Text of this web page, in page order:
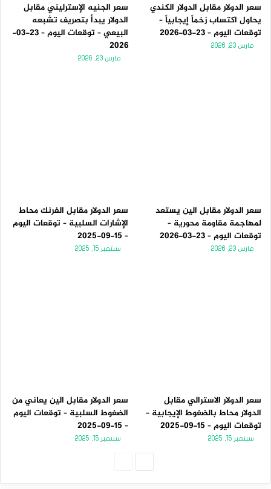
سعر الدولار مقابل الدولار الكندي
يحاول اكتساب زخماً إيجابياً –
توقعات اليوم – 23-03-2026
مارس 23, 2026
سعر الجنيه الإسترليني مقابل
الدولار يبدأ بتصريف تشبعه
البيعي – توقعات اليوم – 23-03-
2026
مارس 23, 2026
سعر الدولار مقابل الين يستعد
لمهاجمة مقاومة محورية –
توقعات اليوم – 23-03-2026
مارس 23, 2026
سعر الدولار مقابل الفرنك محاط
الإشارات السلبية – توقعات اليوم
– 15-09-2025
سبتمبر 15, 2025
سعر الدولار الاسترالي مقابل
الدولار محاط بالضغوط الإيجابية –
توقعات اليوم – 15-09-2025
سبتمبر 15, 2025
سعر الدولار مقابل الين يعاني من
الضغوط السلبية – توقعات اليوم
– 15-09-2025
سبتمبر 15, 2025